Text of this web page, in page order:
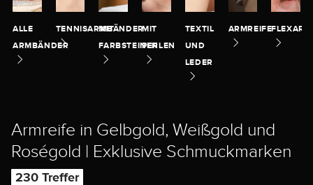
ALLE
ARMBÄNDER
TENNISARMBÄNDER
MIT
FARBSTEINEN
MIT
PERLEN
TEXTIL
UND
LEDER
ARMREIFE
Armreife in Gelbgold, Weißgold und
Roségold | Exklusive Schmuckmarken
230 Treffer